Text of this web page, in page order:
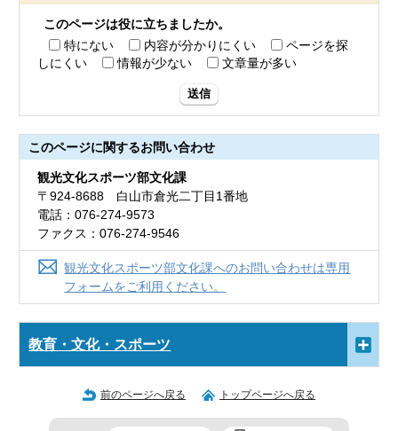
このページは役に立ちましたか。
特にない
内容が分かりにくい
ページを探
しにくい
情報が少ない 文章量が多い
送信
このページに関するお問い合わせ
観光文化スポーツ部文化課
〒924-8688 白山市倉光二丁目1番地
電話：076-274-9573
ファクス：076-274-9546
観光文化スポーツ部文化課へのお問い合わせは専用
フォームをご利用ください。
教育・文化・スポーツ
前のページへ戻る トップページへ戻る